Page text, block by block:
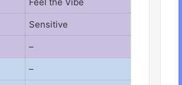
Sensitive
–
–